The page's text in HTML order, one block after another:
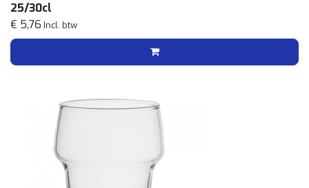
25/30cl
€ 5,76 Incl. btw